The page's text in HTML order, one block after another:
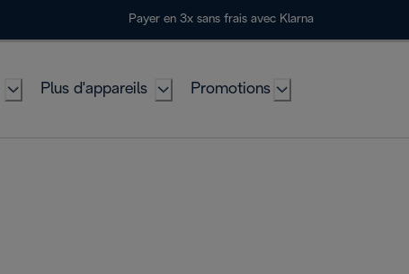
Payer en 3x sans frais avec Klarna
Plus d'appareils Promotions